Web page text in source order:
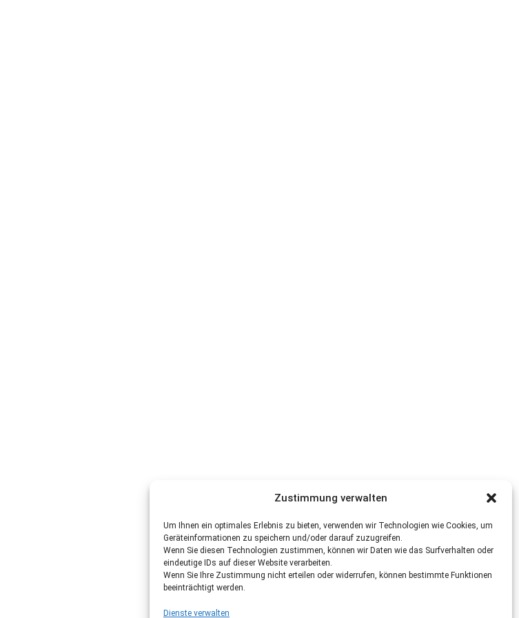
Zustimmung verwalten
Um Ihnen ein optimales Erlebnis zu bieten, verwenden wir Technologien wie Cookies, um
Geräteinformationen zu speichern und/oder darauf zuzugreifen.
Wenn Sie diesen Technologien zustimmen, können wir Daten wie das Surfverhalten oder
eindeutige IDs auf dieser Website verarbeiten.
Wenn Sie Ihre Zustimmung nicht erteilen oder widerrufen, können bestimmte Funktionen
beeinträchtigt werden.
Dienste verwalten